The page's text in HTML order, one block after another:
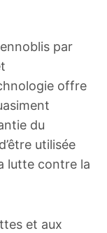
par
offre
du
utilisée
lutte contre la
et aux